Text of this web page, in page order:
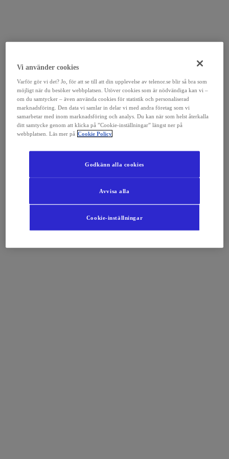
Vi använder cookies
Varför gör vi det? Jo, för att se till att din upplevelse av telenor.se blir så bra som
möjligt när du besöker webbplatsen. Utöver cookies som är nödvändiga kan vi –
om du samtycker – även använda cookies för statistik och personaliserad
marknadsföring. Den data vi samlar in delar vi med andra företag som vi
samarbetar med inom marknadsföring och analys. Du kan när som helst återkalla
ditt samtycke genom att klicka på ”Cookie-inställningar” längst ner på
webbplatsen. Läs mer på Cookie Policy
Cookie-inställningar
Avvisa alla
Godkänn alla cookies